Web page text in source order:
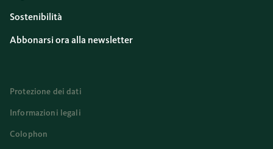
Sostenibilità
Abbonarsi ora alla newsletter
Protezione dei dati
Informazioni legali
Colophon